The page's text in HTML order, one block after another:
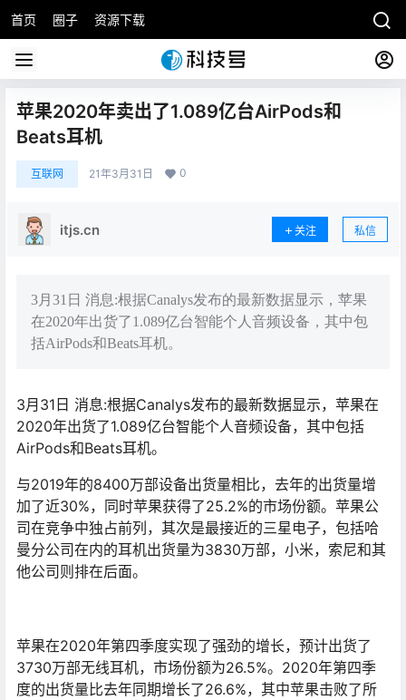
首页 圈子 资源下载
苹果2020年卖出了1.089亿台AirPods和
Beats耳机
互联网 21年3月31日 0
itjs.cn 关注 私信
3月31日 消息:根据Canalys发布的最新数据显示，苹果
在2020年出货了1.089亿台智能个人音频设备，其中包
括AirPods和Beats耳机。
3月31日 消息:根据Canalys发布的最新数据显示，苹果在
2020年出货了1.089亿台智能个人音频设备，其中包括
AirPods和Beats耳机。
与2019年的8400万部设备出货量相比，去年的出货量增
加了近30%，同时苹果获得了25.2%的市场份额。苹果公
司在竞争中独占前列，其次是最接近的三星电子，包括哈
曼分公司在内的耳机出货量为3830万部，小米，索尼和其
他公司则排在后面。
苹果在2020年第四季度实现了强劲的增长，预计出货了
3730万部无线耳机，市场份额为26.5%。2020年第四季
度的出货量比去年同期增长了26.6%，其中苹果击败了所